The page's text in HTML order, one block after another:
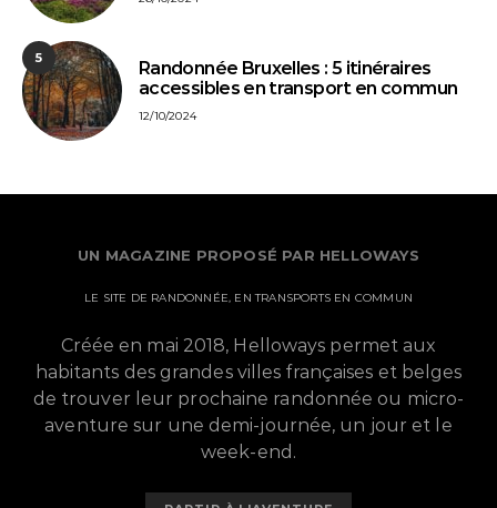
5
Randonnée Bruxelles : 5 itinéraires
accessibles en transport en commun
12/10/2024
UN MAGAZINE PROPOSÉ PAR HELLOWAYS
LE SITE DE RANDONNÉE, EN TRANSPORTS EN COMMUN
Créée en mai 2018, Helloways permet aux
habitants des grandes villes françaises et belges
de trouver leur prochaine randonnée ou micro-
aventure sur une demi-journée, un jour et le
week-end.